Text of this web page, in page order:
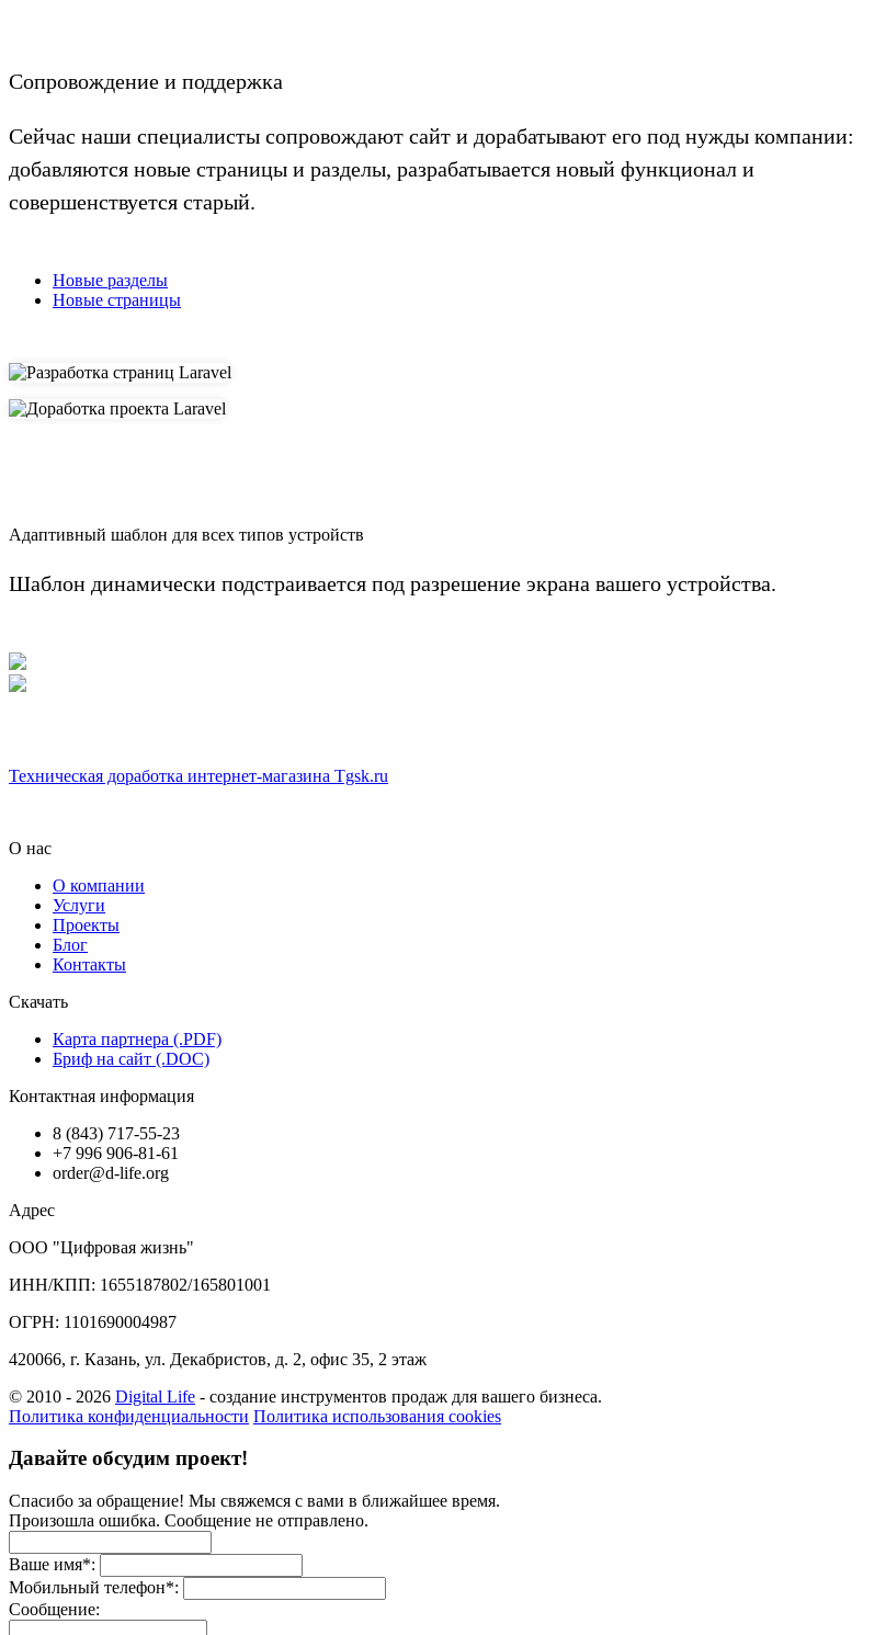
Сопровождение и поддержка
Сейчас наши специалисты сопровождают сайт и дорабатывают его под нужды компании:
добавляются новые страницы и разделы, разрабатывается новый функционал и
совершенствуется старый.
Новые разделы
Новые страницы
Адаптивный шаблон для всех типов устройств
Шаблон динамически подстраивается под разрешение экрана вашего устройства.
Техническая доработка интернет-магазина Tgsk.ru
О нас
О компании
Услуги
Проекты
Блог
Контакты
Скачать
Карта партнера (.PDF)
Бриф на сайт (.DOC)
Контактная информация
8 (843) 717-55-23
+7 996 906-81-61
order@d-life.org
Адрес
ООО "Цифровая жизнь"
ИНН/КПП: 1655187802/165801001
ОГРН: 1101690004987
420066, г. Казань, ул. Декабристов, д. 2, офис 35, 2 этаж
© 2010 - 2026 Digital Life - создание инструментов продаж для вашего бизнеса.
Политика конфиденциальности Политика использования cookies
Давайте обсудим проект!
Спасибо за обращение! Мы свяжемся с вами в ближайшее время.
Произошла ошибка. Сообщение не отправлено.
Ваше имя*:
Мобильный телефон*:
Сообщение: